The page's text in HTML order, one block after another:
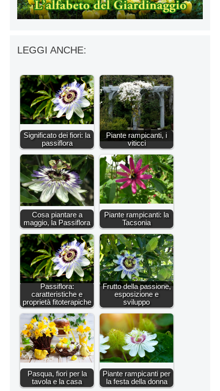
LEGGI ANCHE:
Significato dei fiori: la
passiflora
Piante rampicanti, i
viticci
Cosa piantare a
maggio, la Passiflora
Piante rampicanti: la
Tacsonia
Passiflora:
caratteristiche e
proprietà fitoterapiche
Frutto della passione,
esposizione e
sviluppo
Pasqua, fiori per la
tavola e la casa
Piante rampicanti per
la festa della donna